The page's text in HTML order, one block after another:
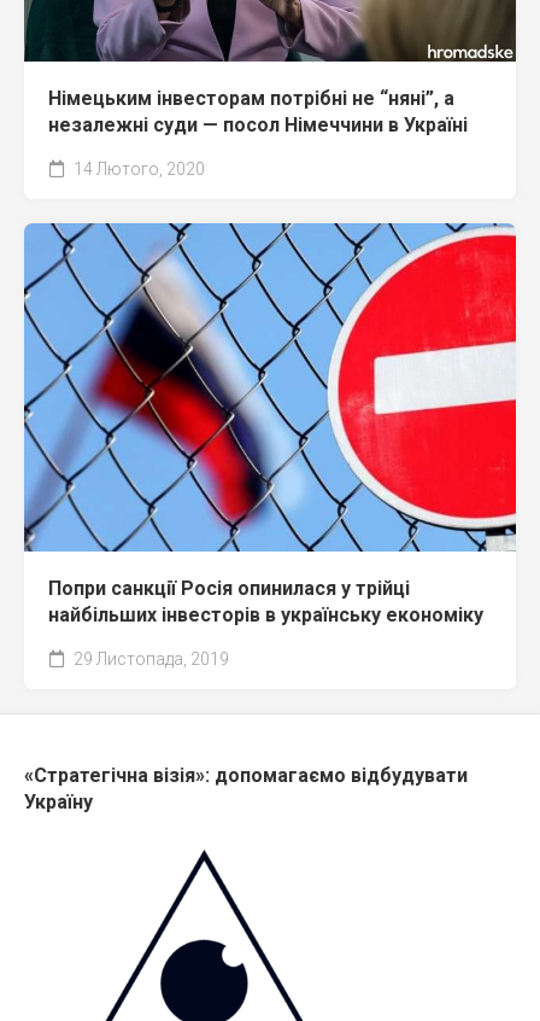
Німецьким інвесторам потрібні не “няні”, а
незалежні суди — посол Німеччини в Україні
14 Лютого, 2020
Попри санкції Росія опинилася у трійці
найбільших інвесторів в українську економіку
29 Листопада, 2019
«Стратегічна візія»: допомагаємо відбудувати
Україну